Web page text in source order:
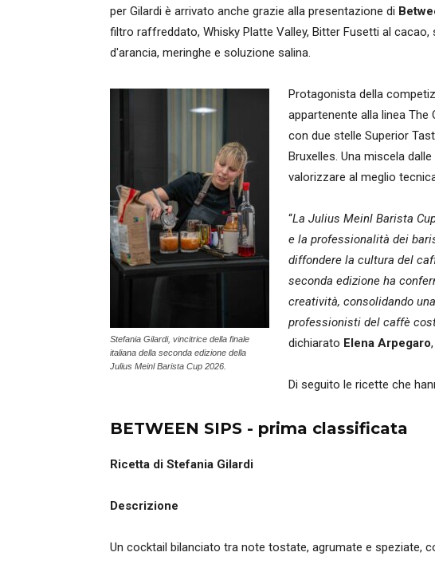
per Gilardi è arrivato anche grazie alla presentazione di
filtro raffreddato, Whisky Platte Valley, Bitter Fusetti al
d'arancia, meringhe e soluzione salina.
Stefania Gilardi, vincitrice della finale
italiana della seconda edizione della
Julius Meinl Barista Cup 2026.
Protagonista della
appartenente alla linea The
con due stelle Superior
Bruxelles. Una miscela
valorizzare al meglio
“La Julius Meinl Barista
e la professionalità dei
diffondere la cultura del
seconda edizione ha
creatività, consolidando
professionisti del caffè
dichiarato Elena Arpegaro,
Di seguito le ricette che
BETWEEN SIPS - prima classificata
Ricetta di Stefania Gilardi
Descrizione
Un cocktail bilanciato tra note tostate, agrumate e speziate,